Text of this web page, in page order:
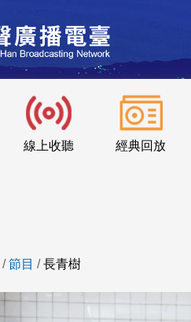
線上收聽 經典回放
/節目 /長青樹